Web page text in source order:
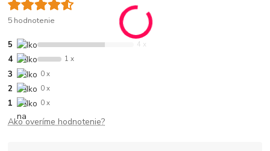
5 hodnotenie
5 4 x
4 1 x
3 0 x
2 0 x
1 0 x
Ako overíme hodnotenie?